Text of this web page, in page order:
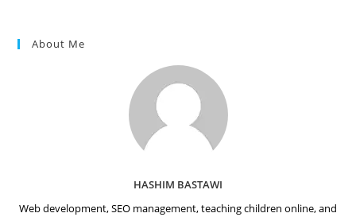
About Me
HASHIM BASTAWI
Web development, SEO management, teaching children online, and